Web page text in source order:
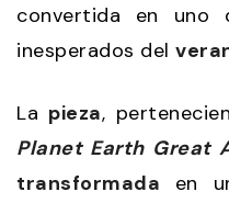
convertida en uno
inesperados del
La pieza,
Planet Earth Great
transformada en